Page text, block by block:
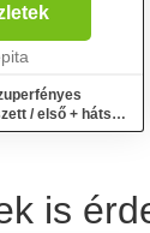
mindig lásd
közb...
/ első + hátsó
is